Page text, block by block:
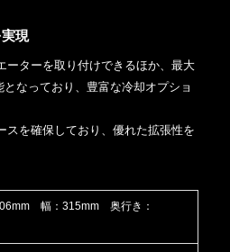
現
ーターを取り付けできるほか、最大
なっており、豊富な冷却オプショ
スを確保しており、優れた拡張性を
幅：315mm 奥行き：